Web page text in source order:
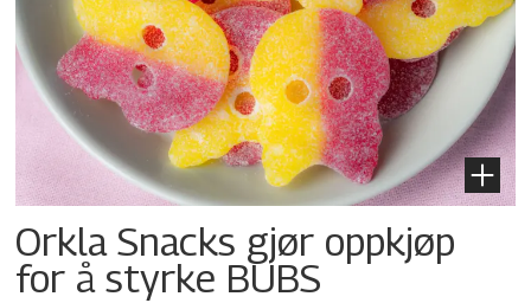
Orkla Snacks gjør oppkjøp
for å styrke BUBS